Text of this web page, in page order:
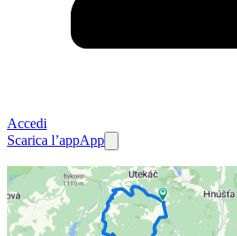
Accedi
Scarica l’appApp